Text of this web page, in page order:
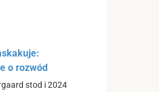
o rozwód
stod i 2024